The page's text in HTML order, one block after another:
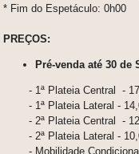
* Fim do Espetáculo: 0h00
PREÇOS:
Pré-venda até 30 de
- 1ª Plateia Central -
- 1ª Plateia Lateral -
- 2ª Plateia Central -
- 2ª Plateia Lateral -
- Mobilidade